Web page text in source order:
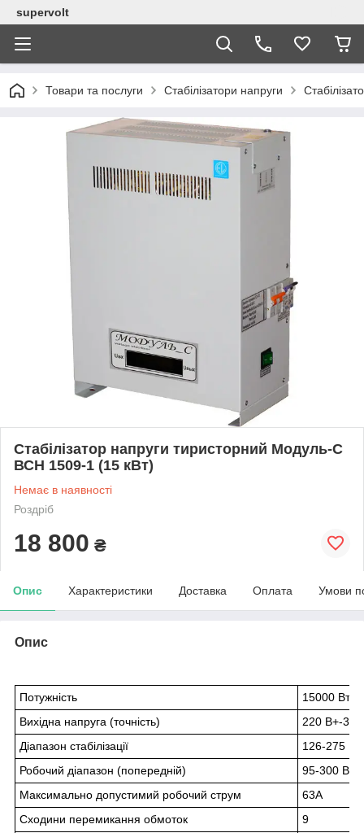
supervolt
Товари та послуги Стабілізатори напруги
Стабілізатор напруги тиристорний Модуль-С
ВСН 1509-1 (15 кВт)
Немає в наявності
Роздріб
18 800 ₴
Опис Характеристики Доставка Оплата Умови
Опис
Потужність
15000 Вт
Вихідна напруга (точність)
220 В+-
Діапазон стабілізації
126-275 В
Робочий діапазон (попередній)
95-300 В
Максимально допустимий робочий струм
63А
Сходини перемикання обмоток
9